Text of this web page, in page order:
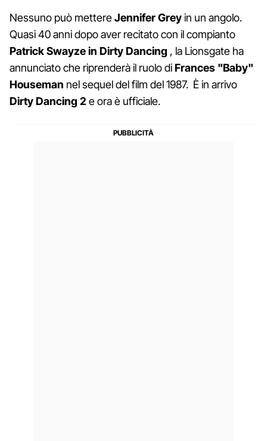
Nessuno può mettereJennifer Greyin un angolo.
Quasi 40 anni dopo aver recitato con il compianto
Patrick Swayze in Dirty Dancing , la Lionsgate ha
annunciato che riprenderà il ruolo diFrances "Baby"
Houseman nel sequel del film del 1987. È in arrivo
Dirty Dancing 2e ora è ufficiale.